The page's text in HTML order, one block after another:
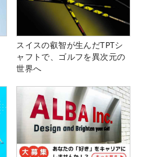
スイスの叡智が生んだTPTシ
ャフトで、ゴルフを異次元の
世界へ